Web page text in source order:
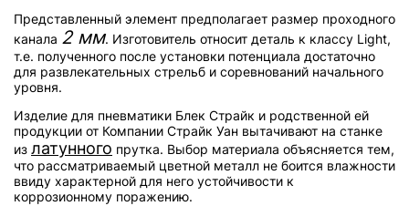
Представленный элемент предполагает размер проходного
канала 2 мм. Изготовитель относит деталь к классу Light,
т.е. полученного после установки потенциала достаточно
для развлекательных стрельб и соревнований начального
уровня.
Изделие для пневматики Блек Страйк и родственной ей
продукции от Компании Страйк Уан вытачивают на станке
из латунного прутка. Выбор материала объясняется тем,
что рассматриваемый цветной металл не боится влажности
ввиду характерной для него устойчивости к
коррозионному поражению.